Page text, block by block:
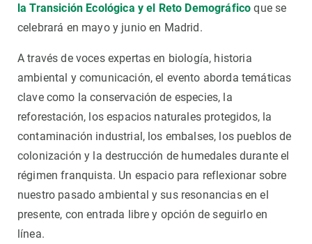
la Transición Ecológica y el Reto Demográfico que se
celebrará en mayo y junio en Madrid.
A través de voces expertas en biología, historia
ambiental y comunicación, el evento aborda temáticas
clave como la conservación de especies, la
reforestación, los espacios naturales protegidos, la
contaminación industrial, los embalses, los pueblos de
colonización y la destrucción de humedales durante el
régimen franquista. Un espacio para reflexionar sobre
nuestro pasado ambiental y sus resonancias en el
presente, con entrada libre y opción de seguirlo en
línea.